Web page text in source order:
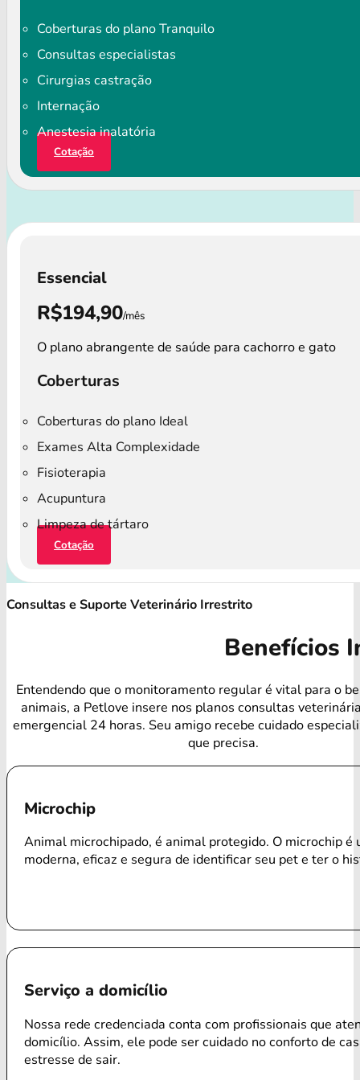
Coberturas do plano Tranquilo
Consultas especialistas
Cirurgias castração
Internação
Anestesia inalatória
Cotação
Essencial
R$194,90/mês
O plano abrangente de saúde para cachorro e gato
Coberturas
Coberturas do plano Ideal
Exames Alta Complexidade
Fisioterapia
Acupuntura
Limpeza de tártaro
Cotação
Consultas e Suporte Veterinário Irrestrito
Benefícios
Entendendo que o monitoramento regular é vital para o
animais, a Petlove insere nos planos consultas
emergencial 24 horas. Seu amigo recebe cuidado
que precisa.
Microchip
Animal microchipado, é animal protegido. O microchip é
moderna, eficaz e segura de identificar seu pet e ter o
Serviço a domicílio
Nossa rede credenciada conta com profissionais que
domicílio. Assim, ele pode ser cuidado no conforto de
estresse de sair.